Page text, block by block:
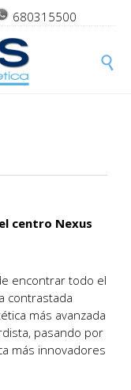
680315500

centro Nexus
encontrar todo el
contrastada
más avanzada
pasando por
más innovadores